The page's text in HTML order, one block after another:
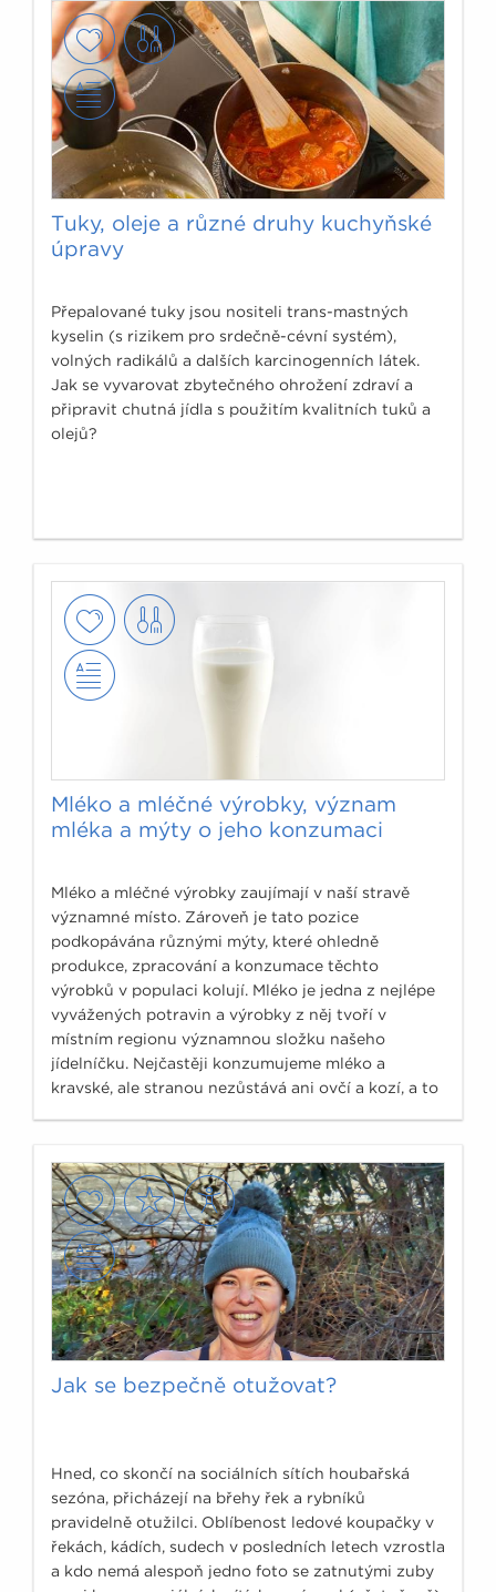
Tuky, oleje a různé druhy kuchyňské
úpravy
Přepalované tuky jsou nositeli trans-mastných
kyselin (s rizikem pro srdečně-cévní systém),
volných radikálů a dalších karcinogenních látek.
Jak se vyvarovat zbytečného ohrožení zdraví a
připravit chutná jídla s použitím kvalitních tuků a
olejů?
Mléko a mléčné výrobky, význam
mléka a mýty o jeho konzumaci
Mléko a mléčné výrobky zaujímají v naší stravě
významné místo. Zároveň je tato pozice
podkopávána různými mýty, které ohledně
produkce, zpracování a konzumace těchto
výrobků v populaci kolují. Mléko je jedna z nejlépe
vyvážených potravin a výrobky z něj tvoří v
místním regionu významnou složku našeho
jídelníčku. Nejčastěji konzumujeme mléko a
kravské, ale stranou nezůstává ani ovčí a kozí, a to
mléka vymezeno po stránce zdravotní
nezávadnosti nařízeními EU v rámci tzv.
hygienického balíčku (zejména Nařízení č.
852/2004 a 853/2004) a také dalšími i národními
předpisy, které řeší rozdělení mléčných výrobků na
druhy, skupiny, případně podskupiny a jejich
označování (vyhláška č. 77/2003 Sb. ve znění její
poslední novely č. 336/2013 Sb.).
Jak se bezpečně otužovat?
Hned, co skončí na sociálních sítích houbařská
sezóna, přicházejí na břehy řek a rybníků
pravidelně otužilci. Oblíbenost ledové koupačky v
řekách, kádích, sudech v posledních letech vzrostla
a kdo nemá alespoň jedno foto se zatnutými zuby